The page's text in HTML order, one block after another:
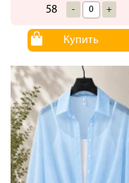
58 - +
Купить